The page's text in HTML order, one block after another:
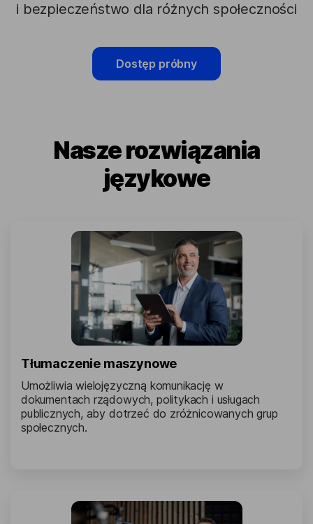
i bezpieczeństwo dla różnych społeczności
Dostęp próbny
Nasze rozwiązania
językowe
Tłumaczenie maszynowe
Umożliwia wielojęzyczną komunikację w
dokumentach rządowych, politykach i usługach
publicznych, aby dotrzeć do zróżnicowanych grup
społecznych.